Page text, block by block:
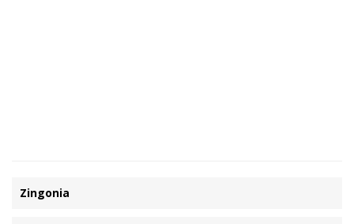
Zingonia